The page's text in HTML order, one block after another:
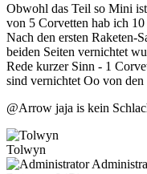
Obwohl das Teil so Mini
von 5 Corvetten hab ich
Nach den ersten Raketen-
beiden Seiten vernichtet
Rede kurzer Sinn - 1
sind vernichtet Oo von
@Arrow jaja is kein
Tolwyn